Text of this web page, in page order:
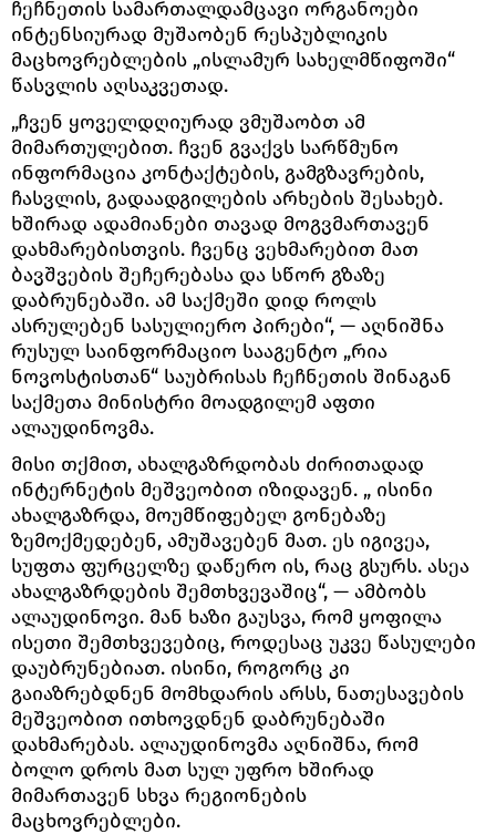
ჩეჩნეთის სამართალდამცავი ორგანოები
ინტენსიურად მუშაობენ რესპუბლიკის
მაცხოვრებლების „ისლამურ სახელმწიფოში“
წასვლის აღსაკვეთად.
„ჩვენ ყოველდღიურად ვმუშაობთ ამ
მიმართულებით. ჩვენ გვაქვს სარწმუნო
ინფორმაცია კონტაქტების, გამგზავრების,
ჩასვლის, გადაადგილების არხების შესახებ.
ხშირად ადამიანები თავად მოგვმართავენ
დახმარებისთვის. ჩვენც ვეხმარებით მათ
ბავშვების შეჩერებასა და სწორ გზაზე
დაბრუნებაში. ამ საქმეში დიდ როლს
ასრულებენ სასულიერო პირები“, — აღნიშნა
რუსულ საინფორმაციო სააგენტო „რია
ნოვოსტისთან“ საუბრისას ჩეჩნეთის შინაგან
საქმეთა მინისტრი მოადგილემ აფთი
ალაუდინოვმა.
მისი თქმით, ახალგაზრდობას ძირითადად
ინტერნეტის მეშვეობით იზიდავენ. „ ისინი
ახალგაზრდა, მოუმწიფებელ გონებაზე
ზემოქმედებენ, ამუშავებენ მათ. ეს იგივეა,
სუფთა ფურცელზე დაწერო ის, რაც გსურს. ასეა
ახალგაზრდების შემთხვევაშიც“, — ამბობს
ალაუდინოვი. მან ხაზი გაუსვა, რომ ყოფილა
ისეთი შემთხვევებიც, როდესაც უკვე წასულები
დაუბრუნებიათ. ისინი, როგორც კი
გაიაზრებდნენ მომხდარის არსს, ნათესავების
მეშვეობით ითხოვდნენ დაბრუნებაში
დახმარებას. ალაუდინოვმა აღნიშნა, რომ
ბოლო დროს მათ სულ უფრო ხშირად
მიმართავენ სხვა რეგიონების
მაცხოვრებლები.